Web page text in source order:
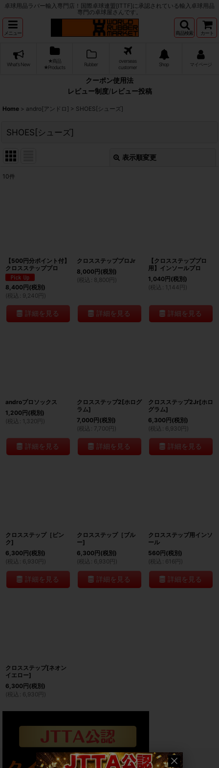
卓球用品ラバー輸入専門店！国際卓球連盟[ITTF]に承認されている輸入卓球用品
専門の卓球屋さんです。
メニュー 商品検索 カート
What's New
★商品
★Products
Rubber
overseas
customer
Shop マイページ
クーポン使用法
レビュー制度/レビュー投稿
Home > andro[アンドロ] > SHOES[シューズ]
SHOES[シューズ]
表示順変更
10件
【500円分ポイント付】
クロスステッププロ
8,400 円 (税別)
(税込 : 9,240 円 )
詳細を見る
クロスステッププロJr
8,000円 (税別)
(税込 : 8,800 円 )
詳細を見る
【クロスステッププロ
用】インソールプロ
1,040円 (税別)
(税込 : 1,144 円 )
詳細を見る
androプロソックス
1,200 円 (税別)
(税込 : 1,320 円 )
詳細を見る
クロスステップ2[ホログ
ラム]
7,000円 (税別)
(税込 : 7,700 円 )
詳細を見る
クロスステップ2Jr[ホロ
グラム]
6,300円 (税別)
(税込 : 6,930 円 )
詳細を見る
クロスステップ［ピン
ク]
6,300 円 (税別)
(税込 : 6,930 円 )
詳細を見る
クロスステップ［ブル
ー]
6,300円 (税別)
(税込 : 6,930 円 )
詳細を見る
クロスステップ用インソ
ール
560円 (税別)
(税込 : 616 円 )
詳細を見る
クロスステップ[ネオン
イエロー]
6,300 円 (税別)
(税込 : 6,930 円 )